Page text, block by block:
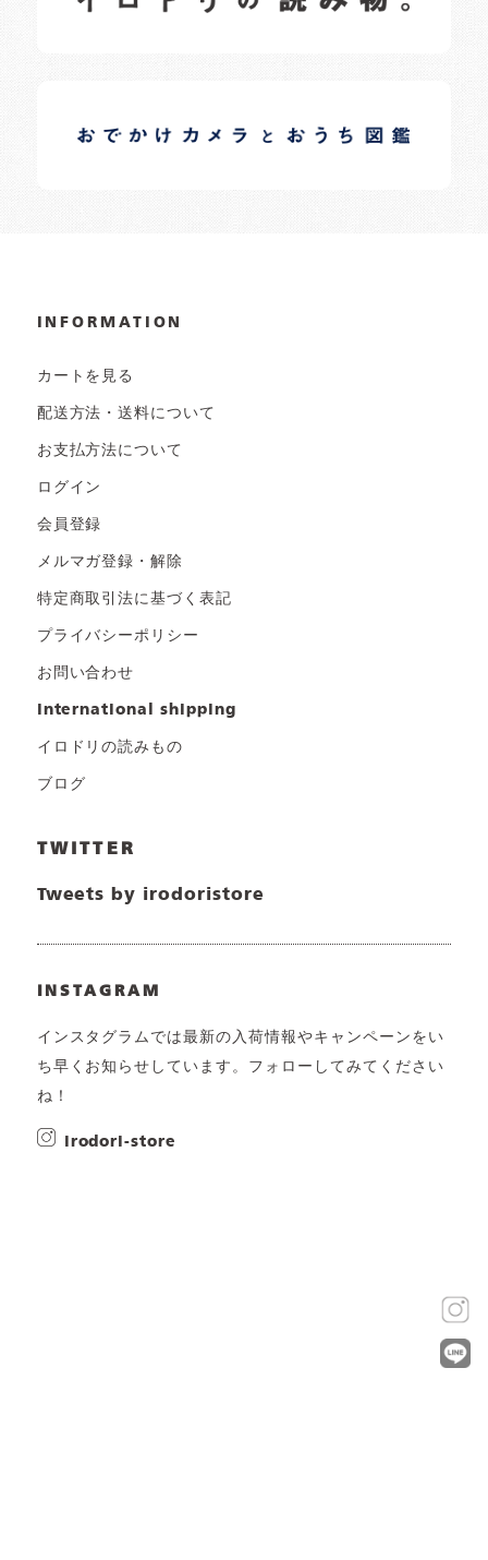
日常の様子など随時更新中です。
INFORMATION
カートを見る
配送方法・送料について
お支払方法について
ログイン
会員登録
メルマガ登録・解除
特定商取引法に基づく表記
プライバシーポリシー
お問い合わせ
international shipping
イロドリの読みもの
ブログ
TWITTER
Tweets by irodoristore
INSTAGRAM
インスタグラムでは最新の入荷情報やキャンペーンをい
ち早くお知らせしています。フォローしてみてください
ね！
irodori-store